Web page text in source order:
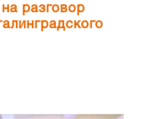
разговор